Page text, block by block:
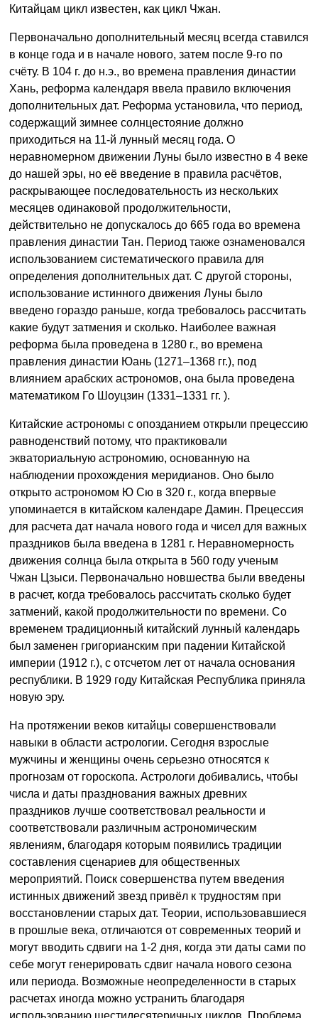
Китайцам цикл известен, как цикл Чжан.
Первоначально дополнительный месяц всегда ставился
в конце года и в начале нового, затем после 9-го по
счёту. В 104 г. до н.э., во времена правления династии
Хань, реформа календаря ввела правило включения
дополнительных дат. Реформа установила, что период,
содержащий зимнее солнцестояние должно
приходиться на 11-й лунный месяц года. О
неравномерном движении Луны было известно в 4 веке
до нашей эры, но её введение в правила расчётов,
раскрывающее последовательность из нескольких
месяцев одинаковой продолжительности,
действительно не допускалось до 665 года во времена
правления династии Тан. Период также ознаменовался
использованием систематического правила для
определения дополнительных дат. С другой стороны,
использование истинного движения Луны было
введено гораздо раньше, когда требовалось рассчитать
какие будут затмения и сколько. Наиболее важная
реформа была проведена в 1280 г., во времена
правления династии Юань (1271–1368 гг.), под
влиянием арабских астрономов, она была проведена
математиком Го Шоуцзин (1331–1331 гг. ).
Китайские астрономы с опозданием открыли прецессию
равноденствий потому, что практиковали
экваториальную астрономию, основанную на
наблюдении прохождения меридианов. Оно было
открыто астрономом Ю Сю в 320 г., когда впервые
упоминается в китайском календаре Дамин. Прецессия
для расчета дат начала нового года и чисел для важных
праздников была введена в 1281 г. Неравномерность
движения солнца была открыта в 560 году ученым
Чжан Цзыси. Первоначально новшества были введены
в расчет, когда требовалось рассчитать сколько будет
затмений, какой продолжительности по времени. Со
временем традиционный китайский лунный календарь
был заменен григорианским при падении Китайской
империи (1912 г.), с отсчетом лет от начала основания
республики. В 1929 году Китайская Республика приняла
новую эру.
На протяжении веков китайцы совершенствовали
навыки в области астрологии. Сегодня взрослые
мужчины и женщины очень серьезно относятся к
прогнозам от гороскопа. Астрологи добивались, чтобы
числа и даты празднования важных древних
праздников лучше соответствовал реальности и
соответствовали различным астрономическим
явлениям, благодаря которым появились традиции
составления сценариев для общественных
мероприятий. Поиск совершенства путем введения
истинных движений звезд привёл к трудностям при
восстановлении старых дат. Теории, использовавшиеся
в прошлые века, отличаются от современных теорий и
могут вводить сдвиги на 1-2 дня, когда эти даты сами по
себе могут генерировать сдвиг начала нового сезона
или периода. Возможные неопределенности в старых
расчетах иногда можно устранить благодаря